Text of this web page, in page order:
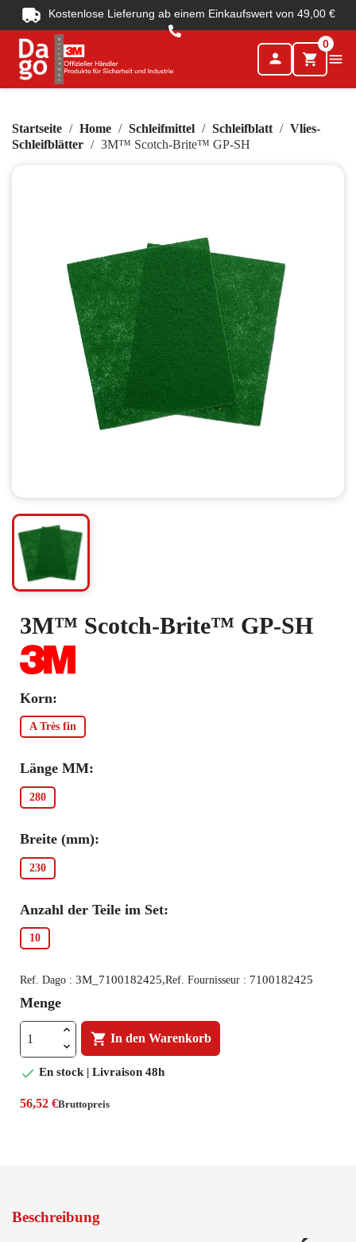
Kostenlose Lieferung ab einem Einkaufswert von 49,00 €
person shopping_cart
0

Startseite Home Schleifmittel Schleifblatt
Vlies-
Schleifblätter
3M™ Scotch-Brite™ GP-SH
3M™ Scotch-Brite™ GP-SH
Korn:
A Très fin
Länge MM:
280
Breite (mm):
230
Anzahl der Teile im Set:
10
Ref. Dago : 3M_7100182425,Ref. Fournisseur : 7100182425
Menge
 In den Warenkorb
 En stock | Livraison 48h
56,52 €Bruttopreis
Beschreibung